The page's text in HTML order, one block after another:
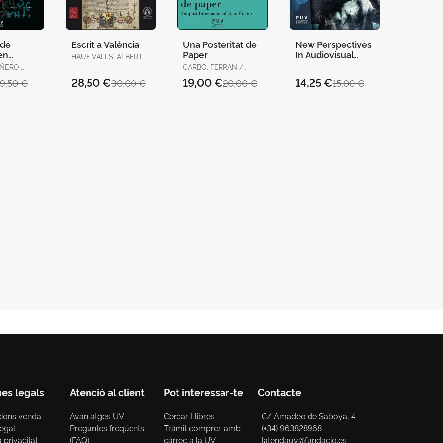
€
Escrit a València
HAUF VALLS, ALBERT
30,00 €
28,50 €
Una Posteritat de
Paper
CARBO, FERRAN /
GRIMANTOS20,00 €
19,00 €
New Perspectives
In Audiovisual
15,00 €
14,25 €
legals
venda
privacitat
Atenció al client
Avantatges UV
Preguntes freqüents
(FAQ)
Pot interessar-te
Cercar Llibres
Tràmit compres amb
càrrec a la UV
Contacte
C/ Amadeo de Saboya, 4
(+34) 963828968
latendauv@fundacio.es